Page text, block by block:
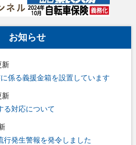
お知らせ
新
係る義援金箱を設置しています
新
る対応について
行発生警報を発令しました